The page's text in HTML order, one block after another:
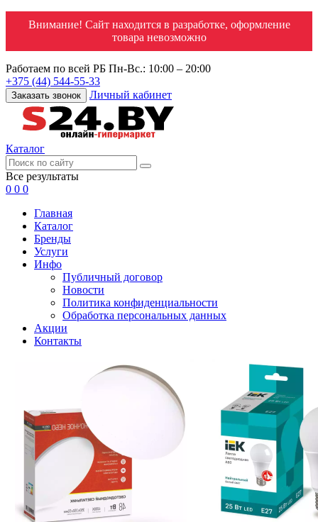
Внимание! Сайт находится в разработке, оформление
товара невозможно
Работаем по всей РБ Пн-Вс.: 10:00 – 20:00
+375 (44) 544-55-33
Заказать звонок Личный кабинет
Каталог
Все результаты
0 0 0
Главная
Каталог
Бренды
Услуги
Инфо
Публичный договор
Новости
Политика конфиденциальности
Обработка персональных данных
Акции
Контакты